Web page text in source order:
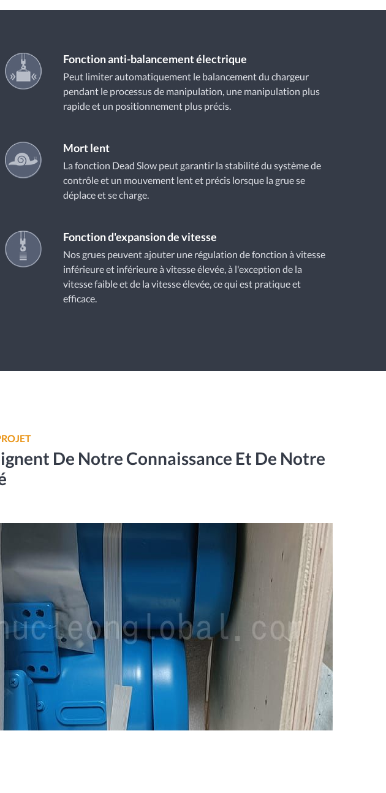
Fonction anti-balancement électrique
Peut limiter automatiquement le balancement du chargeur
pendant le processus de manipulation, une manipulation plus
rapide et un positionnement plus précis.
Mort lent
La fonction Dead Slow peut garantir la stabilité du système de
contrôle et un mouvement lent et précis lorsque la grue se
déplace et se charge.
Fonction d'expansion de vitesse
Nos grues peuvent ajouter une régulation de fonction à vitesse
inférieure et inférieure à vitesse élevée, à l'exception de la
vitesse faible et de la vitesse élevée, ce qui est pratique et
efficace.
De Notre Connaissance Et De Notre